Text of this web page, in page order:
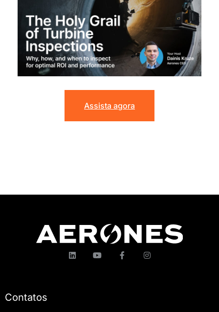
Assista agora
Contatos